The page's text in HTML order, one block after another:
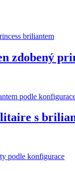
zdobený
s